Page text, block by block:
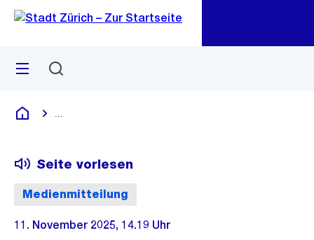
Navigation
Sprunglink
Menü
Deutsch
Medienmitteilung
Seite vorlesen
11. November 2025, 14.19 Uhr